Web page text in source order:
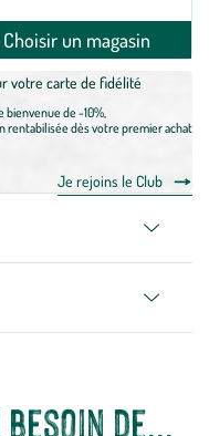
Choisir un magasin
votre carte de fidélité
bienvenue de -10%,
rentabilisée dès votre premier achat
Je rejoins le Club
de...